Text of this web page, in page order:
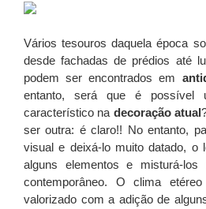
Vários tesouros daquela época
desde fachadas de prédios até
podem ser encontrados em
entanto, será que é possível
característico na decoração atual
ser outra: é claro!! No entanto,
visual e deixá-lo muito datado, o
alguns elementos e misturá-
contemporâneo. O clima
valorizado com a adição de